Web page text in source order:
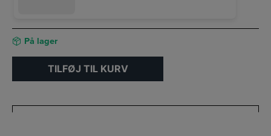
På lager
TILFØJ TIL KURV